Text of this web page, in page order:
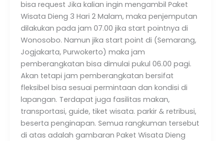
bisa request Jika kalian ingin mengambil Paket
Wisata Dieng 3 Hari 2 Malam, maka penjemputan
dilakukan pada jam 07.00 jika start pointnya di
Wonosobo. Namun jika start point di (Semarang,
Jogjakarta, Purwokerto) maka jam
pemberangkatan bisa dimulai pukul 06.00 pagi.
Akan tetapi jam pemberangkatan bersifat
fleksibel bisa sesuai permintaan dan kondisi di
lapangan. Terdapat juga fasilitas makan,
transportasi, guide, tiket wisata. parkir & retribusi,
beserta penginapan. Semua rangkuman tersebut
di atas adalah gambaran Paket Wisata Dieng